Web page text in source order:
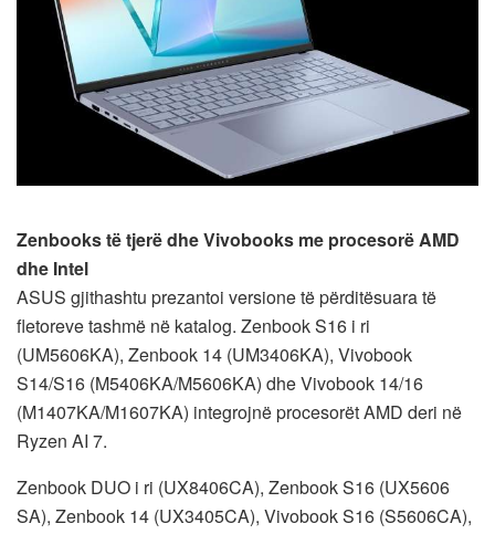
Zenbooks të tjerë dhe Vivobooks me procesorë AMD
dhe Intel
ASUS gjithashtu prezantoi versione të përditësuara të
fletoreve tashmë në katalog. Zenbook S16 i ri
(UM5606KA), Zenbook 14 (UM3406KA), Vivobook
S14/S16 (M5406KA/M5606KA) dhe Vivobook 14/16
(M1407KA/M1607KA) integrojnë procesorët AMD deri në
Ryzen AI 7.
Zenbook DUO i ri (UX8406​CA), Zenbook S16 (UX5606​
SA), Zenbook 14 (UX3405​CA), Vivobook S16 (S5606CA),